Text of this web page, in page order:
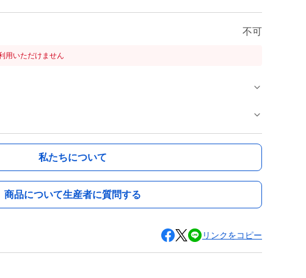
不可
用いただけません
私たちについて
商品について生産者に質問する
リンクをコピー